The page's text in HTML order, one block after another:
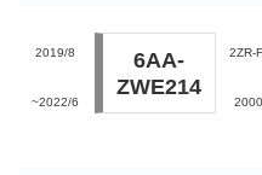
2019/8
~2022/6
6AA-
ZWE214
2ZR-